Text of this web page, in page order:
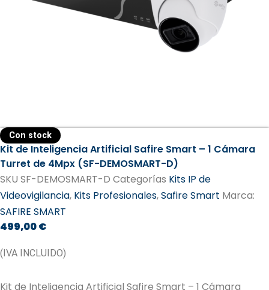
Con stock
Kit de Inteligencia Artificial Safire Smart – 1 Cámara
Turret de 4Mpx (SF-DEMOSMART-D)
SKU SF-DEMOSMART-D Categorías Kits IP de
Videovigilancia, Kits Profesionales,Safire Smart Marca:
SAFIRE SMART
499,00€
(IVA INCLUIDO)
Kit de Inteligencia Artificial Safire Smart – 1 Cámara